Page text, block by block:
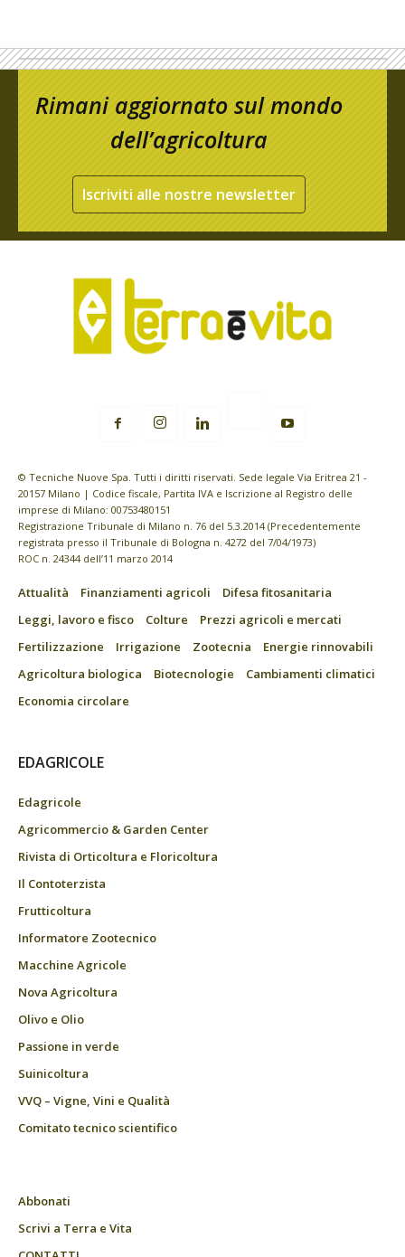
Rimani aggiornato sul mondo
dell’agricoltura
Iscriviti alle nostre newsletter
© Tecniche Nuove Spa. Tutti i diritti riservati. Sede legale Via Eritrea 21 -
20157 Milano | Codice fiscale, Partita IVA e Iscrizione al Registro delle
imprese di Milano: 00753480151
Registrazione Tribunale di Milano n. 76 del 5.3.2014 (Precedentemente
registrata presso il Tribunale di Bologna n. 4272 del 7/04/1973)
ROC n. 24344 dell’11 marzo 2014
Attualità Finanziamenti agricoli
Difesa fitosanitaria
Leggi, lavoro e fisco
Colture
Prezzi agricoli e mercati
Fertilizzazione
Irrigazione Zootecnia
Energie rinnovabili
Agricoltura biologica
Biotecnologie
Cambiamenti climatici
Economia circolare
EDAGRICOLE
Edagricole
Agricommercio & Garden Center
Rivista di Orticoltura e Floricoltura
Il Contoterzista
Frutticoltura
Informatore Zootecnico
Macchine Agricole
Nova Agricoltura
Olivo e Olio
Passione in verde
Suinicoltura
VVQ – Vigne, Vini e Qualità
Comitato tecnico scientifico
Abbonati
Scrivi a Terra e Vita